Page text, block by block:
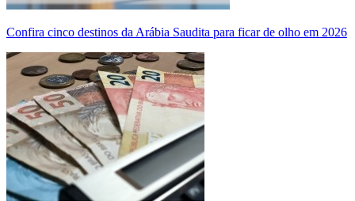
Confira cinco destinos da Arábia Saudita para ficar de olho em 2026